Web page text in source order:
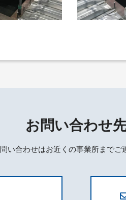
お問い合わせ
い合わせはお近くの事業所までご